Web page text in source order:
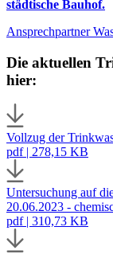
städtische Bauhof.
Ansprechpartner
Die aktuellen
hier:
Vollzug der
pdf | 278,15 KB
Untersuchung auf
20.06.2023 -
pdf | 310,73 KB